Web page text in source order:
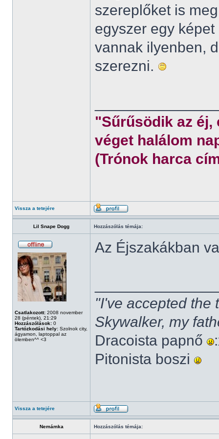
szereplőket is
egyszer egy
vannak ilyenben,
szerezni.
"Sűrűsödik az éj,
véget halálom
(Trónok harca
Vissza a tetejére
Lil Snape Dogg Hozzászólás témája:
Csatlakozott: 2008 november
28 (péntek), 21:29
Hozzászólások: 0
Tartózkodási hely: Szolnok city,
ágyamon, laptoppal az
ölemben^^ <3
Az Éjszakákban
"I've accepted the
Skywalker, my
Dracoista papnő
Pitonista boszi
Vissza a tetejére
Nemámka Hozzászólás témája: